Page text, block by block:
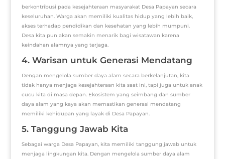
berkontribusi pada kesejahteraan masyarakat Desa Papayan secara
keseluruhan. Warga akan memiliki kualitas hidup yang lebih baik,
akses terhadap pendidikan dan kesehatan yang lebih mumpuni.
Desa kita pun akan semakin menarik bagi wisatawan karena
keindahan alamnya yang terjaga.
4. Warisan untuk Generasi Mendatang
Dengan mengelola sumber daya alam secara berkelanjutan, kita
tidak hanya menjaga kesejahteraan kita saat ini, tapi juga untuk anak
cucu kita di masa depan. Ekosistem yang seimbang dan sumber
daya alam yang kaya akan memastikan generasi mendatang
memiliki kehidupan yang layak di Desa Papayan.
5. Tanggung Jawab Kita
Sebagai warga Desa Papayan, kita memiliki tanggung jawab untuk
menjaga lingkungan kita. Dengan mengelola sumber daya alam